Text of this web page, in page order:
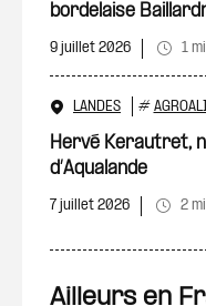
bordelaise
9 juillet 2026 1
LANDES #
Hervé Kerautret,
d’Aqualande
7 juillet 2026 2
Ailleurs en